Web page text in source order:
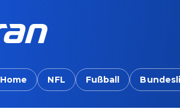
Home NFL Fußball